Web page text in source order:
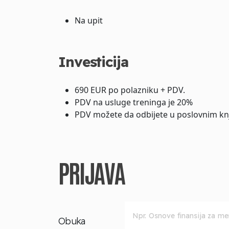
Na upit
Investicija
690 EUR po polazniku + PDV.
PDV na usluge treninga je 20%
PDV možete da odbijete u poslovnim
PRIJAVA
Obuka